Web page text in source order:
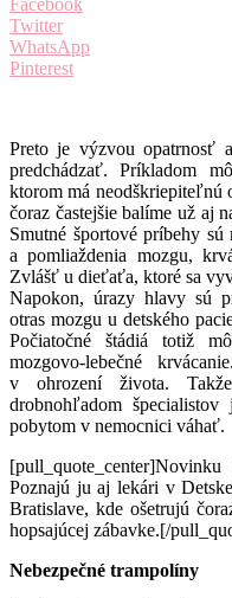
Twitter
WhatsApp
Pinterest
Preto je výzvou opatrnosť
predchádzať. Príkladom
ktorom má neodškriepiteľnú
čoraz častejšie balíme už aj
Smutné športové príbehy
a pomliaždenia mozgu,
Zvlášť u dieťaťa, ktoré sa
Napokon, úrazy hlavy sú
otras mozgu u detského
Počiatočné štádiá totiž
mozgovo-lebečné
v ohrození života.
drobnohľadom
pobytom v nemocnici váhať.
Poznajú ju aj lekári v
Bratislave, kde ošetrujú
hopsajúcej zábavke.[/
Nebezpečné trampolíny